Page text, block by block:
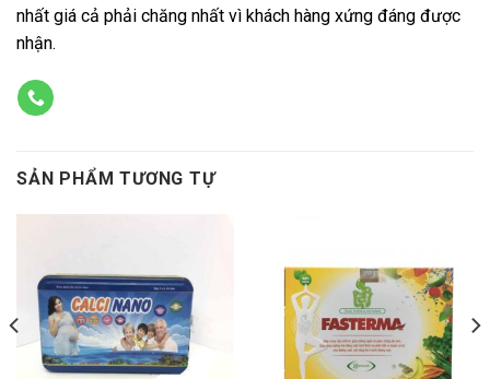
nhất giá cả phải chăng nhất vì khách hàng xứng đáng được
nhận.
SẢN PHẨM TƯƠNG TỰ